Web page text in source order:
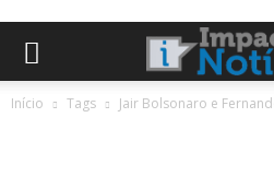
Início Tags Jair Bolsonaro e